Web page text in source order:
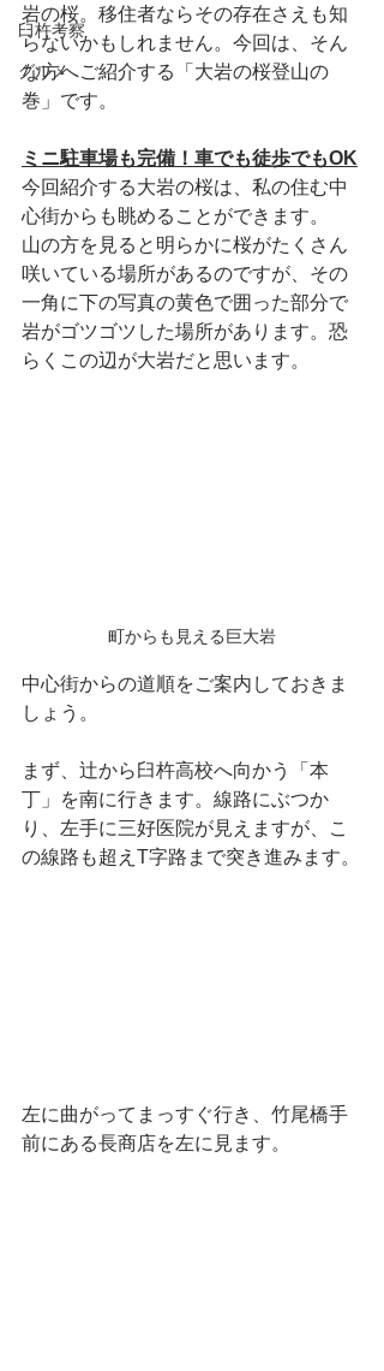
臼杵考察
グルメ
岩の桜。移住者ならその存在さえも知
らないかもしれません。今回は、そん
な方へご紹介する「大岩の桜登山の
巻」です。
ミニ駐車場も完備！車でも徒歩でもOK
今回紹介する大岩の桜は、私の住む中
心街からも眺めることができます。
山の方を見ると明らかに桜がたくさん
咲いている場所があるのですが、その
一角に下の写真の黄色で囲った部分で
岩がゴツゴツした場所があります。恐
らくこの辺が大岩だと思います。
町からも見える巨大岩
中心街からの道順をご案内しておきま
しょう。
まず、辻から臼杵高校へ向かう「本
丁」を南に行きます。線路にぶつか
り、左手に三好医院が見えますが、こ
の線路も超えT字路まで突き進みます。
左に曲がってまっすぐ行き、竹尾橋手
前にある長商店を左に見ます。